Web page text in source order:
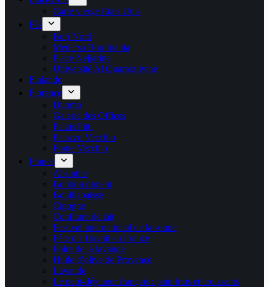
Carte vierge Etats Unis
Fès
Borj Nord
Medersa Bou Inania
Place Nejjarine
Université Al Quaraouiyine
Finlande
Florence
Duomo
Galerie des Offices
Palais Pitti
Palazzo Vecchio
Ponte Vecchio
France
Absinthe
Bonbon piment
Bouillabaisse
Cigogne
Confiture de lait
Festival international de la soupe
Fête du Travail en France
Foire de la lavande
Huile d’olive de Provence
Lavande
Le petit-déjeuner français : pain frais et croissants